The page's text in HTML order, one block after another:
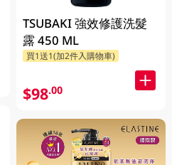
TSUBAKI 強效修護洗髮
露 450 ML
買1送1(加2件入購物車)
$98.00